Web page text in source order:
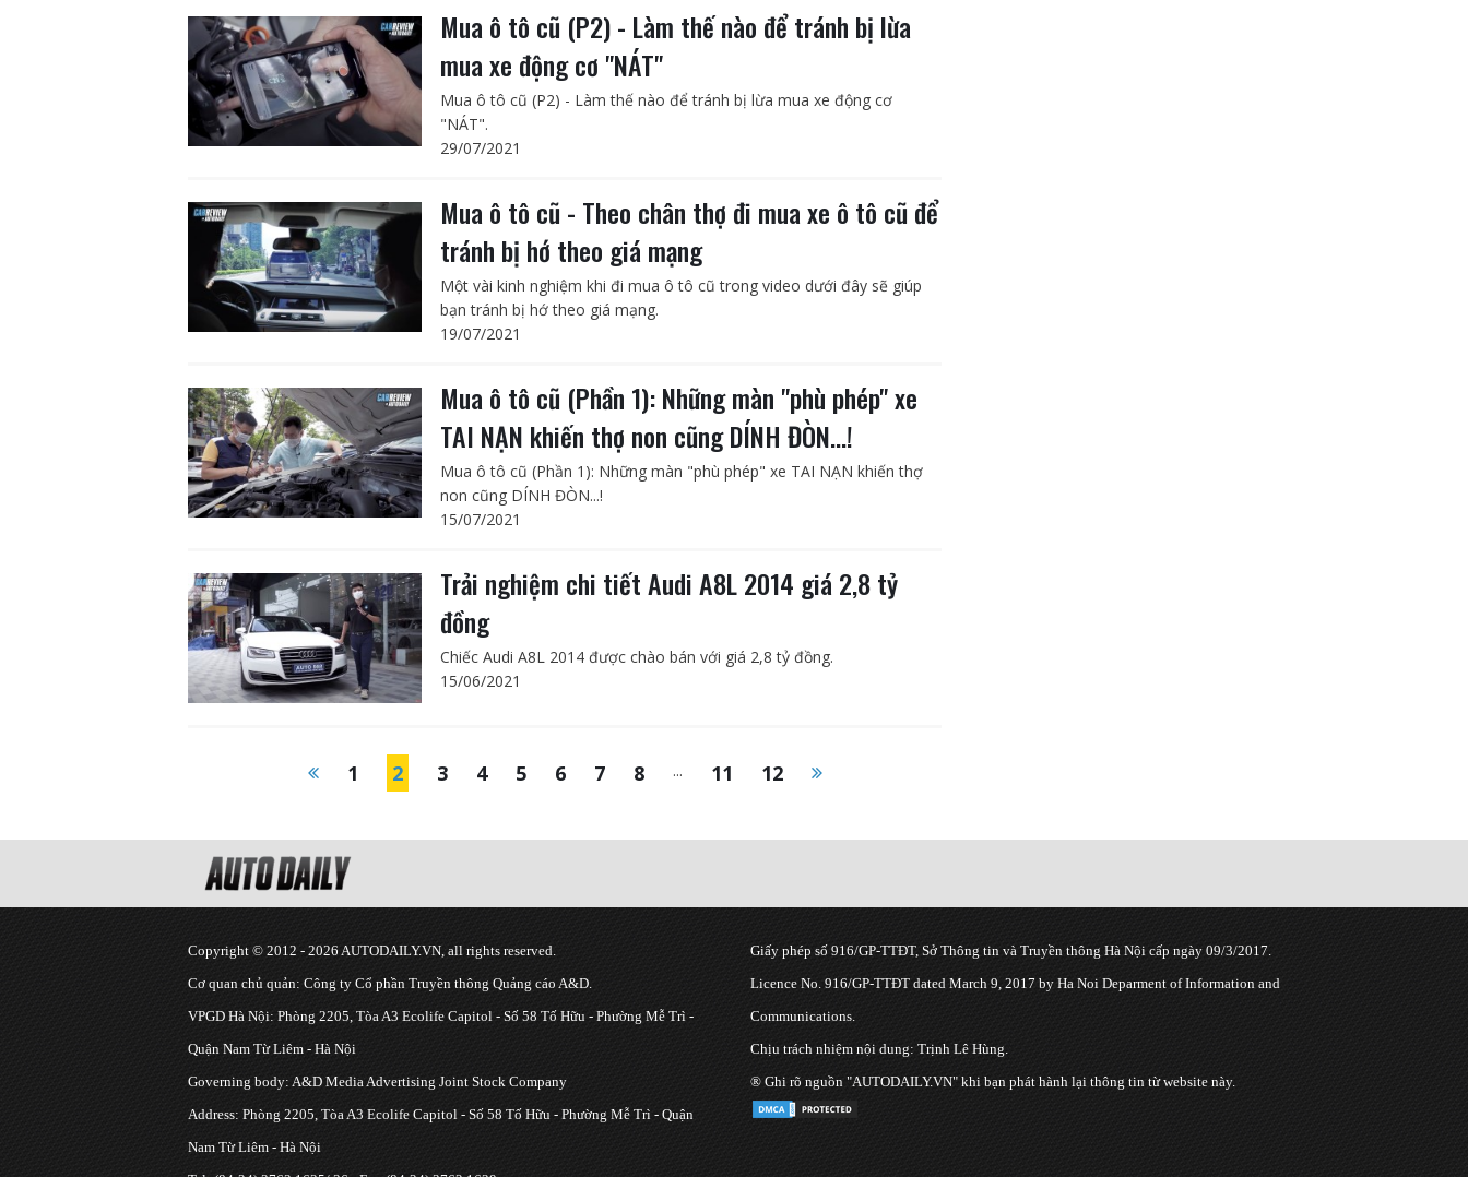
Mua ô tô cũ (P2) - Làm thế nào để tránh bị lừa
mua xe động cơ "NÁT"
Mua ô tô cũ (P2) - Làm thế nào để tránh bị lừa mua xe động cơ
"NÁT".
29/07/2021
Mua ô tô cũ - Theo chân thợ đi mua xe ô tô cũ để
tránh bị hớ theo giá mạng
Một vài kinh nghiệm khi đi mua ô tô cũ trong video dưới đây sẽ giúp
bạn tránh bị hớ theo giá mạng.
19/07/2021
Mua ô tô cũ (Phần 1): Những màn "phù phép" xe
TAI NẠN khiến thợ non cũng DÍNH ĐÒN...!
Mua ô tô cũ (Phần 1): Những màn "phù phép" xe TAI NẠN khiến thợ
non cũng DÍNH ĐÒN...!
15/07/2021
Trải nghiệm chi tiết Audi A8L 2014 giá 2,8 tỷ
đồng
Chiếc Audi A8L 2014 được chào bán với giá 2,8 tỷ đồng.
15/06/2021
1 2 3 4 5 6 7 8 ... 11 12
Copyright © 2012 - 2026 AUTODAILY.VN, all rights reserved.
Cơ quan chủ quản: Công ty Cổ phần Truyền thông Quảng cáo A&D.
VPGD Hà Nội: Phòng 2205, Tòa A3 Ecolife Capitol - Số 58 Tố Hữu - Phường Mễ Trì -
Quận Nam Từ Liêm - Hà Nội
Governing body: A&D Media Advertising Joint Stock Company
Address: Phòng 2205, Tòa A3 Ecolife Capitol - Số 58 Tố Hữu - Phường Mễ Trì - Quận
Nam Từ Liêm - Hà Nội
Giấy phép số 916/GP-TTĐT, Sở Thông tin và Truyền thông Hà Nội cấp ngày 09/3/2017.
Licence No. 916/GP-TTĐT dated March 9, 2017 by Ha Noi Deparment of Information and
Communications.
Chịu trách nhiệm nội dung: Trịnh Lê Hùng.
® Ghi rõ nguồn "AUTODAILY.VN" khi bạn phát hành lại thông tin từ website này.